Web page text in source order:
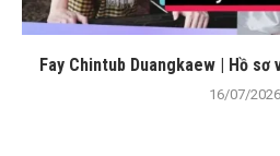
Fay Chintub Duangkaew | Hồ
16/07/2026